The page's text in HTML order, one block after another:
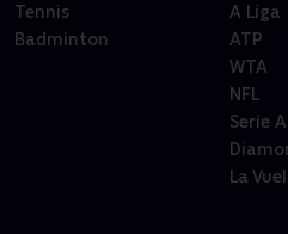
Tennis
Badminton
A Liga
ATP
WTA
NFL
Serie A
La